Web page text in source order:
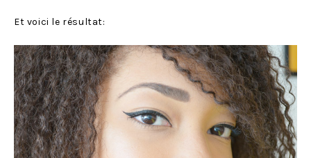
Et voici le résultat: